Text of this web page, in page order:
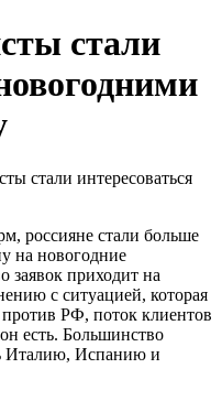
стали
стали интересоваться
россияне стали больше
на новогодние
заявок приходит на
с ситуацией, которая
РФ, поток клиентов
есть. Большинство
Италию, Испанию и